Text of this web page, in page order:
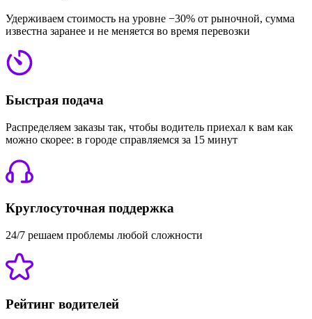
Удерживаем стоимость на уровне −30% от рыночной, сумма
известна заранее и не меняется во время перевозки
Быстрая подача
Распределяем заказы так, чтобы водитель приехал к вам как
можно скорее: в городе справляемся за 15 минут
Круглосуточная поддержка
24/7 решаем проблемы любой сложности
Рейтинг водителей